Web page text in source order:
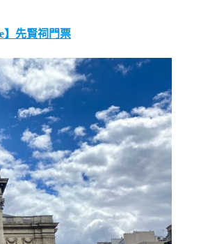
】先賢祠門票